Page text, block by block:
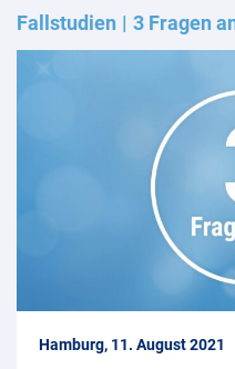
Fallstudien 3 Fragen
Hamburg, 11. August 2021